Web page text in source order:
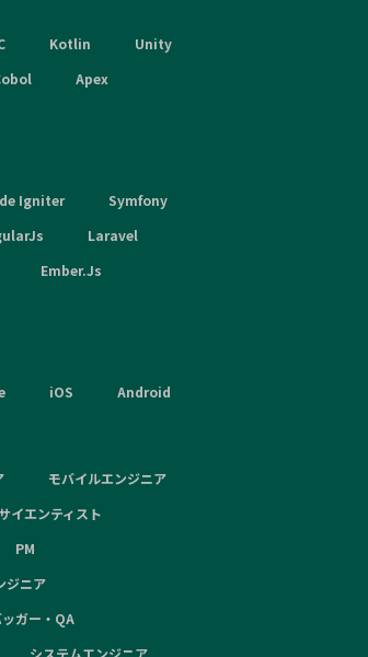
Kotlin
Unity
Apex
Igniter
Symfony
Laravel
Ember.Js
iOS Android
モバイルエンジニア
イエンティスト
PM
ジニア
ガー・QA
システムエンジニア